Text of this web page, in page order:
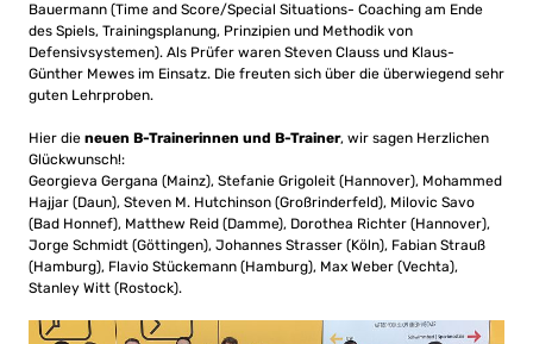
Bauermann (Time and Score/Special Situations- Coaching am Ende
des Spiels, Trainingsplanung, Prinzipien und Methodik von
Defensivsystemen). Als Prüfer waren Steven Clauss und Klaus-
Günther Mewes im Einsatz. Die freuten sich über die überwiegend sehr
guten Lehrproben.
Hier die neuen B-Trainerinnen und B-Trainer, wir sagen Herzlichen
Glückwunsch!:
Georgieva Gergana (Mainz), Stefanie Grigoleit (Hannover), Mohammed
Hajjar (Daun), Steven M. Hutchinson (Großrinderfeld), Milovic Savo
(Bad Honnef), Matthew Reid (Damme), Dorothea Richter (Hannover),
Jorge Schmidt (Göttingen), Johannes Strasser (Köln), Fabian Strauß
(Hamburg), Flavio Stückemann (Hamburg), Max Weber (Vechta),
Stanley Witt (Rostock).